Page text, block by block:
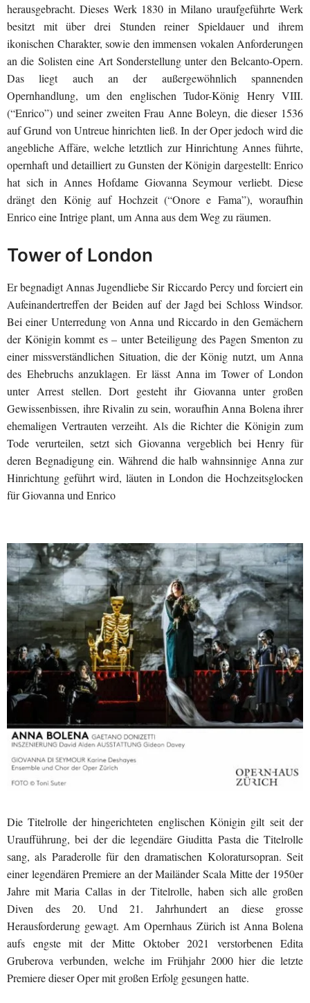
herausgebracht. Dieses Werk 1830 in Milano uraufgeführte Werk
besitzt mit über drei Stunden reiner Spieldauer und ihrem
ikonischen Charakter, sowie den immensen vokalen Anforderungen
an die Solisten eine Art Sonderstellung unter den Belcanto-Opern.
Das liegt auch an der außergewöhnlich spannenden
Opernhandlung, um den englischen Tudor-König Henry VIII.
(“Enrico”) und seiner zweiten Frau Anne Boleyn, die dieser 1536
auf Grund von Untreue hinrichten ließ. In der Oper jedoch wird die
angebliche Affäre, welche letztlich zur Hinrichtung Annes führte,
opernhaft und detailliert zu Gunsten der Königin dargestellt: Enrico
hat sich in Annes Hofdame Giovanna Seymour verliebt. Diese
drängt den König auf Hochzeit (“Onore e Fama”), woraufhin
Enrico eine Intrige plant, um Anna aus dem Weg zu räumen.
Tower of London
Er begnadigt Annas Jugendliebe Sir Riccardo Percy und forciert ein
Aufeinandertreffen der Beiden auf der Jagd bei Schloss Windsor.
Bei einer Unterredung von Anna und Riccardo in den Gemächern
der Königin kommt es – unter Beteiligung des Pagen Smenton zu
einer missverständlichen Situation, die der König nutzt, um Anna
des Ehebruchs anzuklagen. Er lässt Anna im Tower of London
unter Arrest stellen. Dort gesteht ihr Giovanna unter großen
Gewissenbissen, ihre Rivalin zu sein, woraufhin Anna Bolena ihrer
ehemaligen Vertrauten verzeiht. Als die Richter die Königin zum
Tode verurteilen, setzt sich Giovanna vergeblich bei Henry für
deren Begnadigung ein. Während die halb wahnsinnige Anna zur
Hinrichtung geführt wird, läuten in London die Hochzeitsglocken
für Giovanna und Enrico
Die Titelrolle der hingerichteten englischen Königin gilt seit der
Uraufführung, bei der die legendäre Giuditta Pasta die Titelrolle
sang, als Paraderolle für den dramatischen Koloratursopran. Seit
einer legendären Premiere an der Mailänder Scala Mitte der 1950er
Jahre mit Maria Callas in der Titelrolle, haben sich alle großen
Diven des 20. Und 21. Jahrhundert an diese grosse
Herausforderung gewagt. Am Opernhaus Zürich ist Anna Bolena
aufs engste mit der Mitte Oktober 2021 verstorbenen Edita
Gruberova verbunden, welche im Frühjahr 2000 hier die letzte
Premiere dieser Oper mit großen Erfolg gesungen hatte.